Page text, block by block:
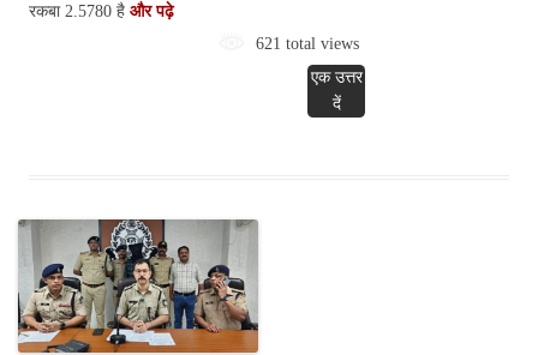
रकबा 2.5780 है और पढ़े
621 total views
एक उत्तर
दें